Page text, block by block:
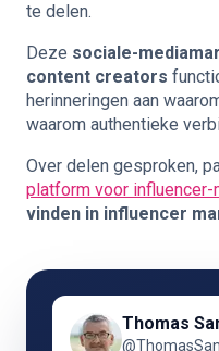
te delen.
Deze sociale-
content creators
herinneringen aan
waarom authentieke
Over delen gesproken,
platform voor influencer-
vinden in influencer
Thomas